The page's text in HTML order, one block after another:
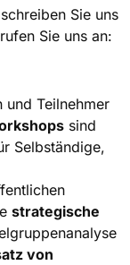
Sie uns
Sie uns an:
und Teilnehmer
sind
Selbständige,
strategische
von